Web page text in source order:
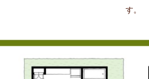
す。